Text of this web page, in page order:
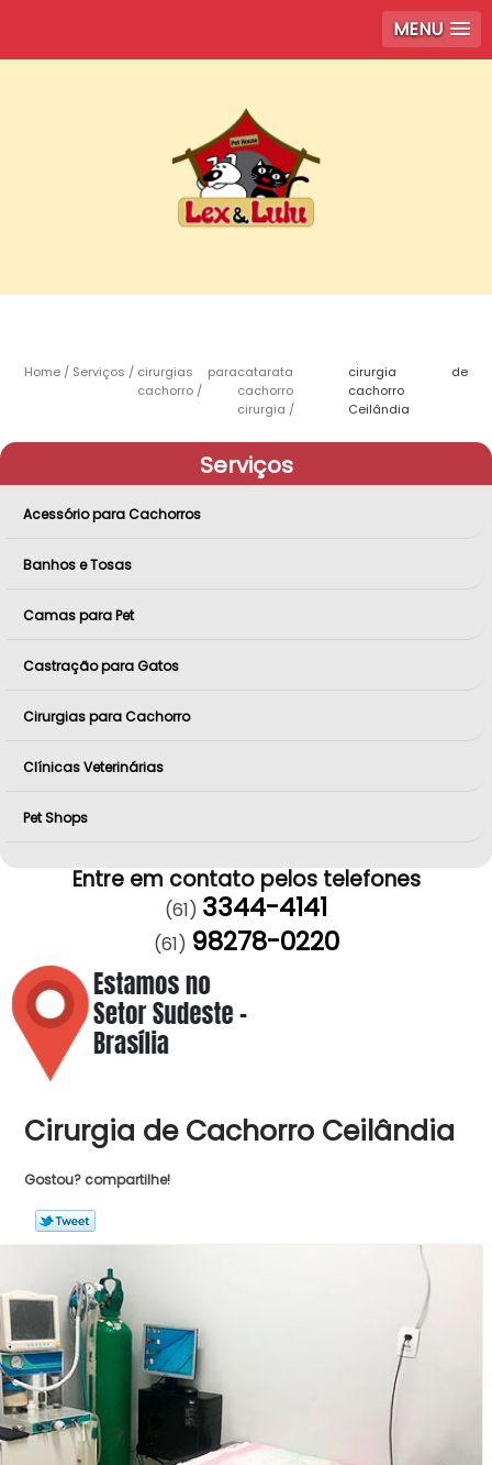
MENU
Home Serviços
cirurgias para
cachorro
catarata
cachorro
cirurgia
cirurgia de
cachorro
Ceilândia
Serviços
Acessório para Cachorros
Banhos e Tosas
Camas para Pet
Castração para Gatos
Cirurgias para Cachorro
Clínicas Veterinárias
Pet Shops
Entre em contato pelos telefones
(61) 3344-4141
(61) 98278-0220
Cirurgia de Cachorro Ceilândia
Gostou? compartilhe!